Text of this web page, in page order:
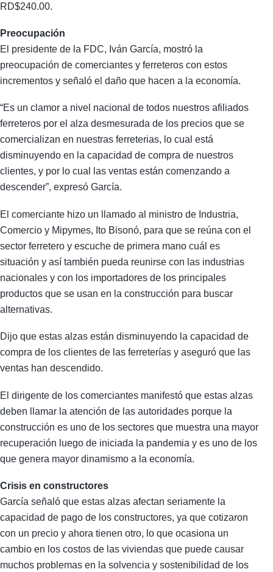
RD$240.00.
Preocupación
El presidente de la FDC, Iván García, mostró la
preocupación de comerciantes y ferreteros con estos
incrementos y señaló el daño que hacen a la economía.
“Es un clamor a nivel nacional de todos nuestros afiliados
ferreteros por el alza desmesurada de los precios que se
comercializan en nuestras ferreterias, lo cual está
disminuyendo en la capacidad de compra de nuestros
clientes, y por lo cual las ventas están comenzando a
descender”, expresó García.
El comerciante hizo un llamado al ministro de Industria,
Comercio y Mipymes, Ito Bisonó, para que se reúna con el
sector ferretero y escuche de primera mano cuál es
situación y así también pueda reunirse con las industrias
nacionales y con los importadores de los principales
productos que se usan en la construcción para buscar
alternativas.
Dijo que estas alzas están disminuyendo la capacidad de
compra de los clientes de las ferreterías y aseguró que las
ventas han descendido.
El dirigente de los comerciantes manifestó que estas alzas
deben llamar la atención de las autoridades porque la
construcción es uno de los sectores que muestra una mayor
recuperación luego de iniciada la pandemia y es uno de los
que genera mayor dinamismo a la economía.
Crisis en constructores
García señaló que estas alzas afectan seriamente la
capacidad de pago de los constructores, ya que cotizaron
con un precio y ahora tienen otro, lo que ocasiona un
cambio en los costos de las viviendas que puede causar
muchos problemas en la solvencia y sostenibilidad de los